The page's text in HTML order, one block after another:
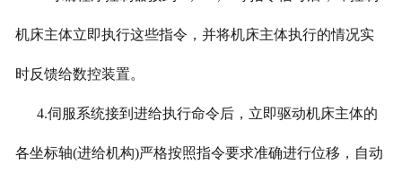
机床主体立即执行这些指令，并将机床主体执行的情况实
时反馈给数控装置。
4.伺服系统接到进给执行命令后，立即驱动机床主体的
各坐标轴(进给机构)严格按照指令要求准确进行位移，自动